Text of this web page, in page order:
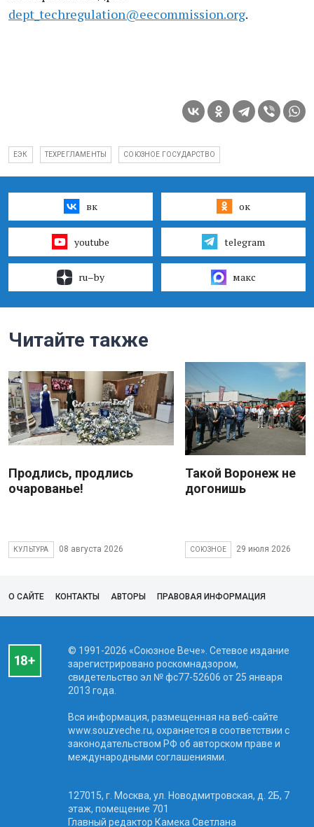
dept_techregulation@eecommission.org.
ЕЭК ТЕХРЕГЛАМЕНТЫ СОЮЗНОЕ ГОСУДАРСТВО
вк ок
youtube telegram
ru–by макс
Читайте также
Продлись, продлись
очарованье!
КУЛЬТУРА 08 августа 2026
Такой Воронеж не
догонишь
СОЮЗНОЕ 29 июля 2026
О САЙТЕ КОНТАКТЫ АВТОРЫ ПРАВОВАЯ ИНФОРМАЦИЯ
© 1991-2026 «Союзное Вече». Сетевое издание
зарегистрировано роскомнадзором,
свидетельство эл № фc77-52606 от 25 января
2013 года.
Вся информация, размещенная на веб-сайте
www.souzveche.ru, охраняется в соответствии с
законодательством РФ об авторском праве и
международными соглашениями.
127015, г. Москва, ул. Новодмитровская, д. 2Б, 7
этаж, помещение 701
Главный редактор Камека Светлана